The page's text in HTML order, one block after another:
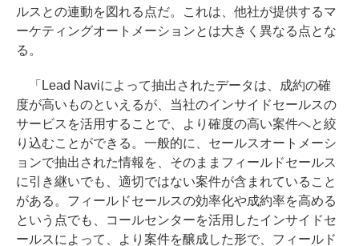
ルスとの連動を図れる点だ。これは、他社が提供するマ
ーケティングオートメーションとは大きく異なる点とな
る。
「Lead Naviによって抽出されたデータは、成約の確
度が高いものといえるが、当社のインサイドセールスの
サービスを活用することで、より確度の高い案件へと絞
り込むことができる。一般的に、セールスオートメーシ
ョンで抽出された情報を、そのままフィールドセールス
に引き継いでも、適切ではない案件が含まれていること
がある。フィールドセールスの効率化や成約率を高める
という点でも、コールセンターを活用したインサイドセ
ールスによって、より案件を醸成した形で、フィールド